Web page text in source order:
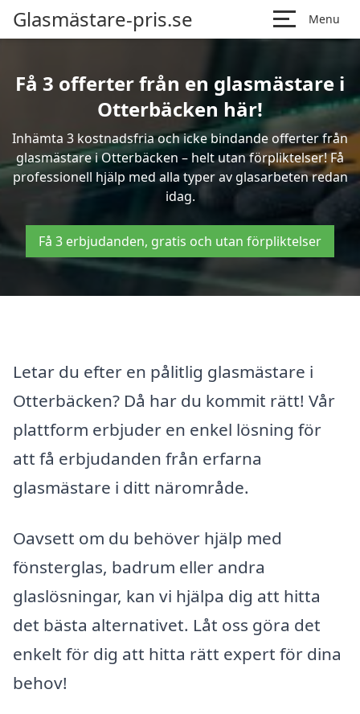
Glasmästare-pris.se Menu
Få 3 offerter från en glasmästare i
Otterbäcken här!
Inhämta 3 kostnadsfria och icke bindande offerter från
glasmästare i Otterbäcken – helt utan förpliktelser! Få
professionell hjälp med alla typer av glasarbeten redan
idag.
Få 3 erbjudanden, gratis och utan förpliktelser
Letar du efter en pålitlig glasmästare i
Otterbäcken? Då har du kommit rätt! Vår
plattform erbjuder en enkel lösning för
att få erbjudanden från erfarna
glasmästare i ditt närområde.
Oavsett om du behöver hjälp med
fönsterglas, badrum eller andra
glaslösningar, kan vi hjälpa dig att hitta
det bästa alternativet. Låt oss göra det
enkelt för dig att hitta rätt expert för dina
behov!